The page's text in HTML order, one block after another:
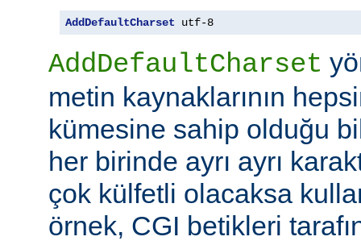
AddDefaultCharset utf-8
AddDefaultCharset
metin kaynaklarının
kümesine sahip olduğu
her birinde ayrı ayrı
çok külfetli olacaksa
örnek, CGI betikleri